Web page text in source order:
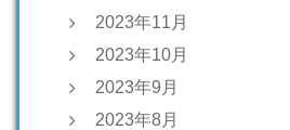
2023年11月
2023年10月
2023年9月
2023年8月